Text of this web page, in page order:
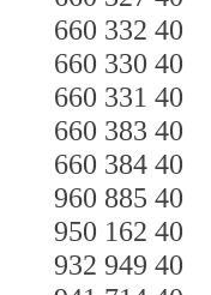
660 332 40
660 330 40
660 331 40
660 383 40
660 384 40
960 885 40
950 162 40
932 949 40